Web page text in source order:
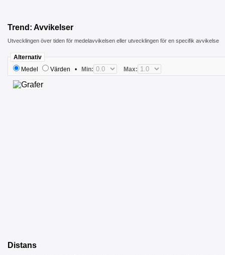
Trend: Avvikelser
Utvecklingen över tiden för medelavvikelsen eller utvecklingen för en specifik avvikelse
Alternativ
Medel
Värden • Min: Max:
Distans